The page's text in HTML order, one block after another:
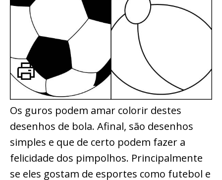
Os guros podem amar colorir destes
desenhos de bola. Afinal, são desenhos
simples e que de certo podem fazer a
felicidade dos pimpolhos. Principalmente
se eles gostam de esportes como futebol e